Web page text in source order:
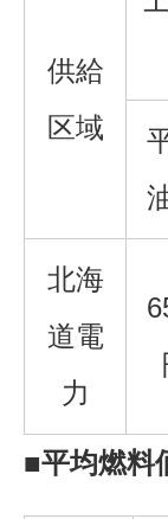
供給
区域
北海
道電
力
■平均燃料